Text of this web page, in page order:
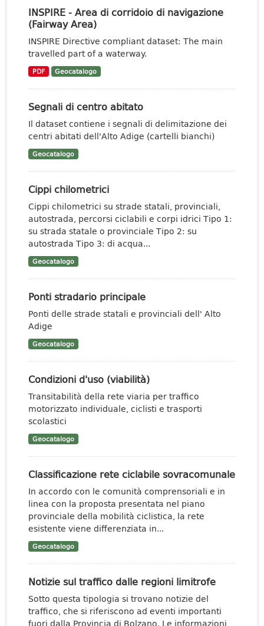
INSPIRE - Area di corridoio di navigazione
(Fairway Area)
INSPIRE Directive compliant dataset: The main
travelled part of a waterway.
PDF Geocatalogo
Segnali di centro abitato
Il dataset contiene i segnali di delimitazione dei
centri abitati dell'Alto Adige (cartelli bianchi)
Geocatalogo
Cippi chilometrici
Cippi chilometrici su strade statali, provinciali,
autostrada, percorsi ciclabili e corpi idrici Tipo 1:
su strada statale o provinciale Tipo 2: su
autostrada Tipo 3: di acqua...
Geocatalogo
Ponti stradario principale
Ponti delle strade statali e provinciali dell' Alto
Adige
Geocatalogo
Condizioni d'uso (viabilità)
Transitabilità della rete viaria per traffico
motorizzato individuale, ciclisti e trasporti
scolastici
Geocatalogo
Classificazione rete ciclabile sovracomunale
In accordo con le comunità comprensoriali e in
linea con la proposta presentata nel piano
provinciale della mobilità ciclistica, la rete
esistente viene differenziata in...
Geocatalogo
Notizie sul traffico dalle regioni limitrofe
Sotto questa tipologia si trovano notizie del
traffico, che si riferiscono ad eventi importanti
fuori dalla Provincia di Bolzano. Le informazioni